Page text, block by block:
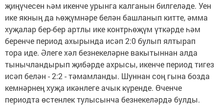
җиңүчесен һәм икенче урынга калганын билгеләде. Уен
ике якның да һөҗүмнәре белән башланып китте, әмма
хуҗалар бер-бер артлы ике контрһөҗүм үткәрде һәм
беренче период ахырында исәп 2:0 булып ялтырап
тора иде. Әлеге хәл безнекеләрне вакытыннан алда
тынычландырып җибәрде ахрысы, икенче период тигез
исәп белән - 2:2 - тәмамланды. Шуннан соң гына бозда
кемнәрнең хуҗа икәнлеге ачык күренде. Өченче
периодта өстенлек тулысынча безнекеләрдә булды.